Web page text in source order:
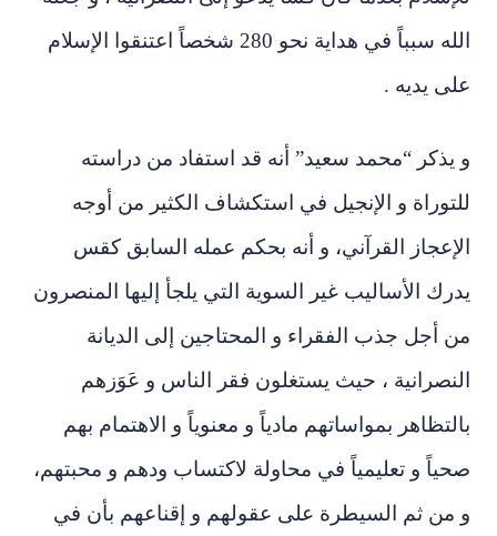
الله سبباً في هداية نحو 280 شخصاً اعتنقوا الإسلام
على يديه .
و يذكر “محمد سعيد” أنه قد استفاد من دراسته
للتوراة و الإنجيل في استكشاف الكثير من أوجه
الإعجاز القرآني، و أنه بحكم عمله السابق كقس
يدرك الأساليب غير السوية التي يلجأ إليها المنصرون
من أجل جذب الفقراء و المحتاجين إلى الديانة
النصرانية ، حيث يستغلون فقر الناس و عَوَزهم
بالتظاهر بمواساتهم مادياً و معنوياً و الاهتمام بهم
صحياً و تعليمياً في محاولة لاكتساب ودهم و محبتهم،
و من ثم السيطرة على عقولهم و إقناعهم بأن في